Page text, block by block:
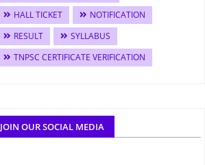
HALL TICKET
NOTIFICATION
RESULT
SYLLABUS
TNPSC CERTIFICATE VERIFICATION
JOIN OUR SOCIAL MEDIA